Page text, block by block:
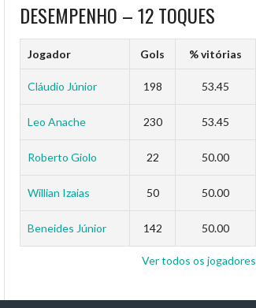
DESEMPENHO – 12 TOQUES
Jogador Gols % vitórias
Cláudio Júnior 198 53.45
Leo Anache 230 53.45
Roberto Giolo 22 50.00
Willian Izaias 50 50.00
Beneides Júnior 142 50.00
Ver todos os jogadores